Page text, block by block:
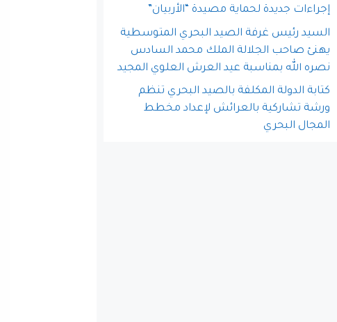
إجراءات جديدة لحماية مصيدة “الأربيان”
السيد رئيس غرفة الصيد البحري المتوسطية
يهنئ صاحب الجلالة الملك محمد السادس
نصره الله بمناسبة عيد العرش العلوي المجيد
كتابة الدولة المكلفة بالصيد البحري تنظم
ورشة تشاركية بالعرائش لإعداد مخطط
المجال البحري